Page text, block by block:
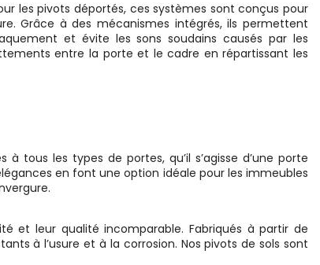
les pivots déportés, ces systèmes sont conçus pour
Grâce à des mécanismes intégrés, ils permettent
et évite les sons soudains causés par les
entre la porte et le cadre en répartissant les
tous les types de portes, qu’il s’agisse d’une porte
en font une option idéale pour les immeubles
et leur qualité incomparable. Fabriqués à partir de
à l’usure et à la corrosion. Nos pivots de sols sont